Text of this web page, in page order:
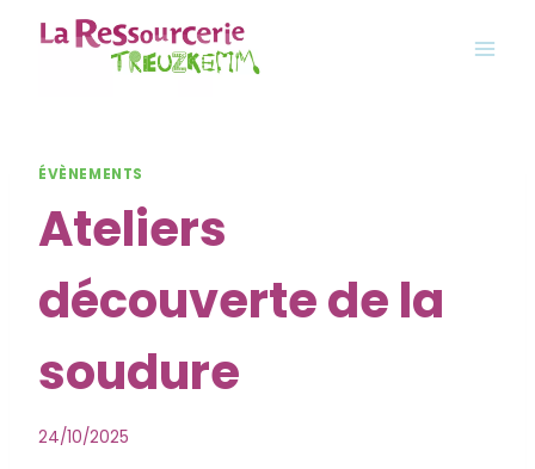
ÉVÈNEMENTS
Ateliers
découverte de la
soudure
24/10/2025